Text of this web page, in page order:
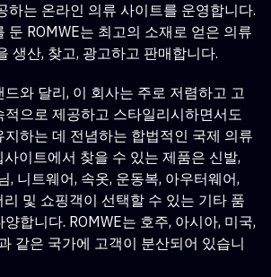
하는 온라인 의류 사이트를 운영합니다.
둔 ROMWE는 최고의 소재로 얻은 의류
생산, 찾고, 광고하고 판매합니다.
와 달리, 이 회사는 주로 저렴하고 고
적으로 제공하고 스타일리시하면서도
하는 데 전념하는 합법적인 국제 의류
이트에서 찾을 수 있는 제품은 신발,
, 니트웨어, 속옷, 운동복, 아우터웨어,
및 쇼핑객이 선택할 수 있는 기타 품
합니다. ROMWE는 호주, 아시아, 미국,
같은 국가에 고객이 분산되어 있습니